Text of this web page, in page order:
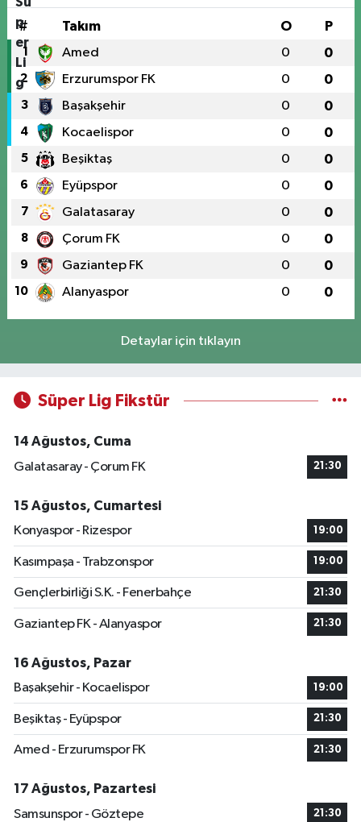
# Takım O P
1 Amed 0 0
2 Erzurumspor FK 0 0
3 Başakşehir 0 0
4 Kocaelispor 0 0
5 Beşiktaş 0 0
6 Eyüpspor 0 0
7 Galatasaray 0 0
8 Çorum FK 0 0
9 Gaziantep FK 0 0
10 Alanyaspor 0 0
Detaylar için tıklayın
Süper Lig Fikstür
14 Ağustos, Cuma
Galatasaray - Çorum FK
21:30
15 Ağustos, Cumartesi
Konyaspor - Rizespor
19:00
Kasımpaşa - Trabzonspor 19:00
Gençlerbirliği S.K. - Fenerbahçe 21:30
Gaziantep FK - Alanyaspor 21:30
16 Ağustos, Pazar
Başakşehir - Kocaelispor
19:00
Beşiktaş - Eyüpspor 21:30
Amed - Erzurumspor FK 21:30
17 Ağustos, Pazartesi
Samsunspor - Göztepe
21:30